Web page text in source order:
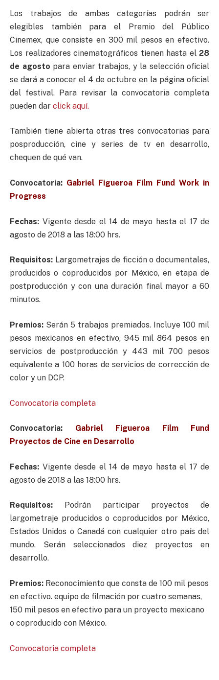
Los trabajos de ambas categorías podrán ser
elegibles también para el Premio del Público
Cinemex, que consiste en 300 mil pesos en efectivo.
Los realizadores cinematográficos tienen hasta el 28
de agosto para enviar trabajos, y la selección oficial
se dará a conocer el 4 de octubre en la página oficial
del festival. Para revisar la convocatoria completa
pueden dar click aquí.
También tiene abierta otras tres convocatorias para
posproducción, cine y series de tv en desarrollo,
chequen de qué van.
Convocatoria: Gabriel Figueroa Film Fund Work in
Progress
Fechas: Vigente desde el 14 de mayo hasta el 17 de
agosto de 2018 a las 18:00 hrs.
Requisitos: Largometrajes de ficción o documentales,
producidos o coproducidos por México, en etapa de
postproducción y con una duración final mayor a 60
minutos.
Premios: Serán 5 trabajos premiados. Incluye 100 mil
pesos mexicanos en efectivo, 945 mil 864 pesos en
servicios de postproducción y 443 mil 700 pesos
equivalente a 100 horas de servicios de corrección de
color y un DCP.
Convocatoria completa
Convocatoria: Gabriel Figueroa Film Fund
Proyectos de Cine en Desarrollo
Fechas: Vigente desde el 14 de mayo hasta el 17 de
agosto de 2018 a las 18:00 hrs.
Requisitos: Podrán participar proyectos de
largometraje producidos o coproducidos por México,
Estados Unidos o Canadá con cualquier otro país del
mundo. Serán seleccionados diez proyectos en
desarrollo.
Premios: Reconocimiento que consta de 100 mil pesos
en efectivo. equipo de filmación por cuatro semanas,
150 mil pesos en efectivo para un proyecto mexicano
o coproducido con México.
Convocatoria completa